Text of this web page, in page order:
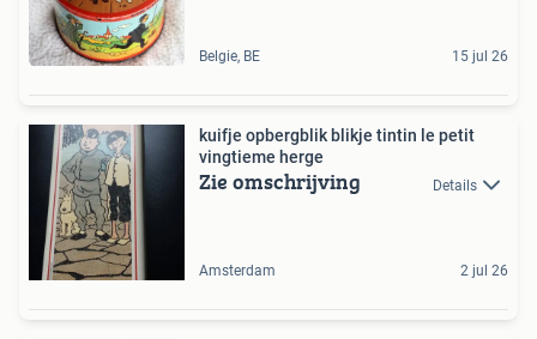
Belgie, BE 15 jul 26
kuifje opbergblik blikje tintin le petit
vingtieme herge
Zie omschrijving Details
Amsterdam 2 jul 26